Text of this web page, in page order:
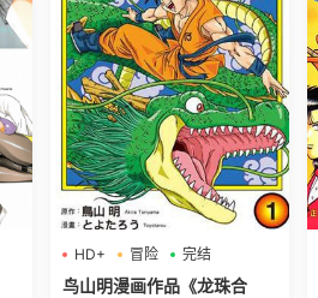
HD+ 冒险 完结
鸟山明漫画作品《龙珠合